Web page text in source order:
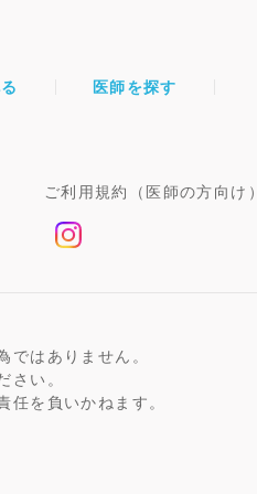
医師を探す
ご利用規約（医師の方向け）
ではありません。
さい。
を負いかねます。